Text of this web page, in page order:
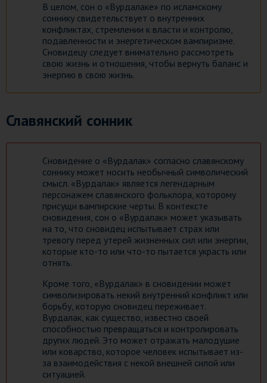
В целом, сон о «Вурдалаке» по исламскому
соннику свидетельствует о внутренних
конфликтах, стремлении к власти и контролю,
подавленности и энергетическом вампиризме.
Сновидецу следует внимательно рассмотреть
свою жизнь и отношения, чтобы вернуть баланс и
энергию в свою жизнь.
Славянский сонник
Сновидение о «Вурдалак» согласно славянскому
соннику может носить необычный символический
смысл. «Вурдалак» является легендарным
персонажем славянского фольклора, которому
присущи вампирские черты. В контексте
сновидения, сон о «Вурдалак» может указывать
на то, что сновидец испытывает страх или
тревогу перед утерей жизненных сил или энергии,
которые кто-то или что-то пытается украсть или
отнять.
Кроме того, «Вурдалак» в сновидении может
символизировать некий внутренний конфликт или
борьбу, которую сновидец переживает.
Вурдалак, как существо, известно своей
способностью превращаться и контролировать
других людей. Это может отражать малодушие
или коварство, которое человек испытывает из-
за взаимодействия с некой внешней силой или
ситуацией.